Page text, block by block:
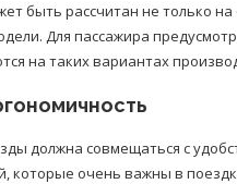
быть рассчитан не только
Для пассажира
на таких вариантах
должна совмещаться с
которые очень важны в